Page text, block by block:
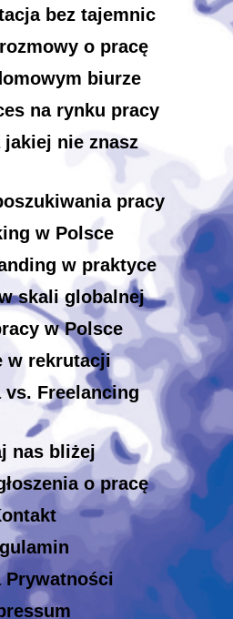
bez tajemnic
o pracę
biurze
na rynku pracy
jakiej nie znasz
pracy
w Polsce
w praktyce
skali globalnej
w Polsce
w rekrutacji
vs. Freelancing
nas bliżej
o pracę
Prywatności